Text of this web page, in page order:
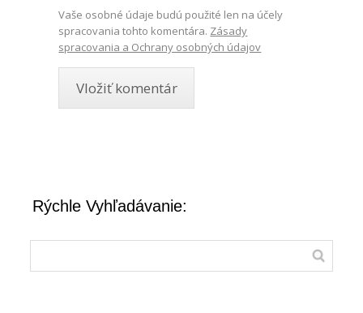
Vaše osobné údaje budú použité len na účely
spracovania tohto komentára. Zásady
spracovania a Ochrany osobných údajov
Rýchle Vyhľadávanie: